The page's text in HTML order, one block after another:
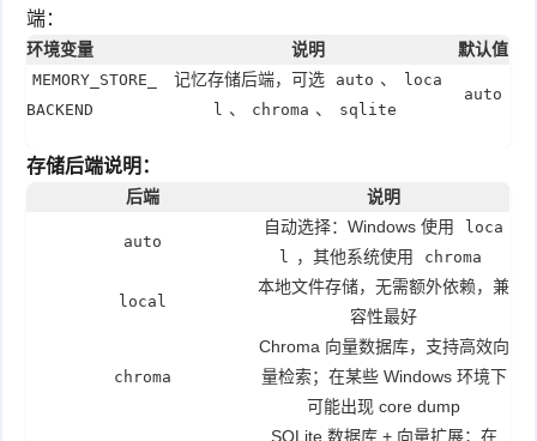
端：
环境变量 说明 默认值
MEMORY_STORE_
BACKEND
记忆存储后端，可选 auto 、
loca
l 、 chroma 、 sqlite
auto
存储后端说明：
后端 说明
auto
自动选择：Windows 使用
loca
l ，其他系统使用 chroma
local
本地文件存储，无需额外依赖，兼
容性最好
chroma
Chroma 向量数据库，支持高效向
量检索；在某些 Windows 环境下
可能出现 core dump
SQLite 数据库 + 向量扩展；在